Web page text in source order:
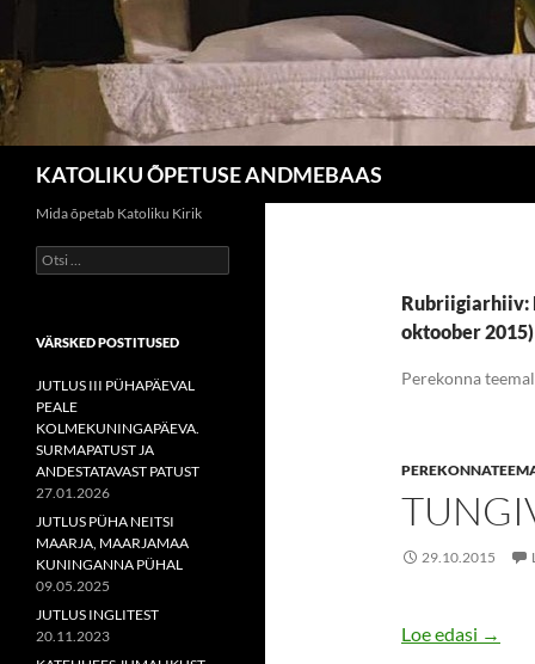
KATOLIKU ÕPETUSE ANDMEBAAS
Rubriigiarhiiv:
oktoober 2015)
Perekonna
29.10.2015
Loe edasi →
Mida õpetab Katoliku Kirik
Otsi:
VÄRSKED POSTITUSED
JUTLUS III PÜHAPÄEVAL
PEALE
KOLMEKUNINGAPÄEVA.
SURMAPATUST JA
ANDESTATAVAST PATUST
27.01.2026
JUTLUS PÜHA NEITSI
MAARJA, MAARJAMAA
KUNINGANNA PÜHAL
09.05.2025
JUTLUS INGLITEST
20.11.2023